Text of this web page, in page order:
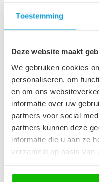
Toestemming
Deze website maakt
We gebruiken cookies
personaliseren, om
en om ons
informatie over uw
partners voor social
partners kunnen deze
informatie die u aan ze
verzameld op basis van
zijn voor de individuele
zo waardevoller voor
Naam Aanbieder
_fbp
Meta
Platforms,
Inc.
Google